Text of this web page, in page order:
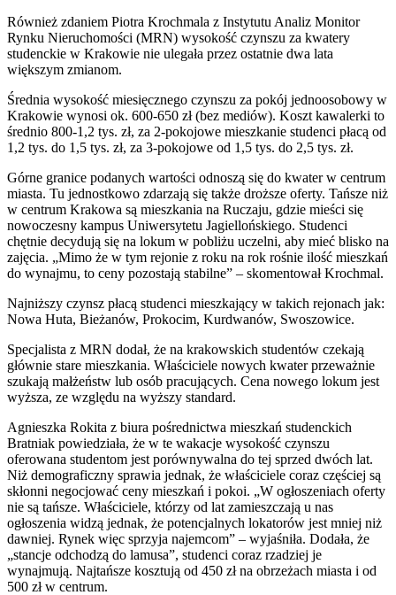
Również zdaniem Piotra Krochmala z Instytutu Analiz Monitor
Rynku Nieruchomości (MRN) wysokość czynszu za kwatery
studenckie w Krakowie nie ulegała przez ostatnie dwa lata
większym zmianom.
Średnia wysokość miesięcznego czynszu za pokój jednoosobowy w
Krakowie wynosi ok. 600-650 zł (bez mediów). Koszt kawalerki to
średnio 800-1,2 tys. zł, za 2-pokojowe mieszkanie studenci płacą od
1,2 tys. do 1,5 tys. zł, za 3-pokojowe od 1,5 tys. do 2,5 tys. zł.
Górne granice podanych wartości odnoszą się do kwater w centrum
miasta. Tu jednostkowo zdarzają się także droższe oferty. Tańsze niż
w centrum Krakowa są mieszkania na Ruczaju, gdzie mieści się
nowoczesny kampus Uniwersytetu Jagiellońskiego. Studenci
chętnie decydują się na lokum w pobliżu uczelni, aby mieć blisko na
zajęcia. „Mimo że w tym rejonie z roku na rok rośnie ilość mieszkań
do wynajmu, to ceny pozostają stabilne” – skomentował Krochmal.
Najniższy czynsz płacą studenci mieszkający w takich rejonach jak:
Nowa Huta, Bieżanów, Prokocim, Kurdwanów, Swoszowice.
Specjalista z MRN dodał, że na krakowskich studentów czekają
głównie stare mieszkania. Właściciele nowych kwater przeważnie
szukają małżeństw lub osób pracujących. Cena nowego lokum jest
wyższa, ze względu na wyższy standard.
Agnieszka Rokita z biura pośrednictwa mieszkań studenckich
Bratniak powiedziała, że w te wakacje wysokość czynszu
oferowana studentom jest porównywalna do tej sprzed dwóch lat.
Niż demograficzny sprawia jednak, że właściciele coraz częściej są
skłonni negocjować ceny mieszkań i pokoi. „W ogłoszeniach oferty
nie są tańsze. Właściciele, którzy od lat zamieszczają u nas
ogłoszenia widzą jednak, że potencjalnych lokatorów jest mniej niż
dawniej. Rynek więc sprzyja najemcom” – wyjaśniła. Dodała, że
„stancje odchodzą do lamusa”, studenci coraz rzadziej je
wynajmują. Najtańsze kosztują od 450 zł na obrzeżach miasta i od
500 zł w centrum.